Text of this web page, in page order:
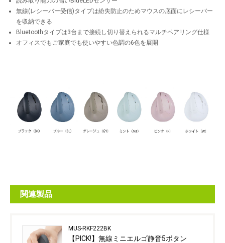
無線(レシーバー受信)タイプは紛失防止のためマウスの底面にレシーバー
を収納できる
Bluetoothタイプは3台まで接続し切り替えられるマルチペアリング仕様
オフィスでもご家庭でも使いやすい色調の6色を展開
関連製品
MUS-RKF222BK
【PICK!】無線ミニエルゴ静音5ボタン